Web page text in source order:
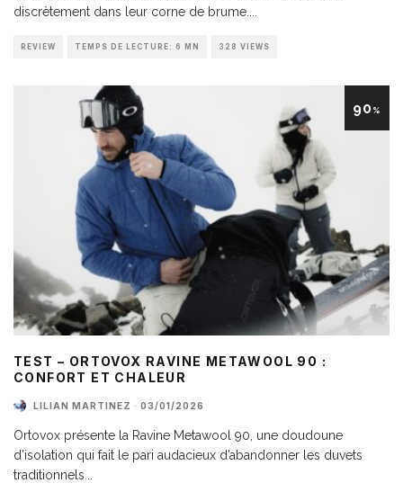
discrètement dans leur corne de brume.
REVIEW TEMPS DE LECTURE: 6 MN 328 VIEWS
90%
TEST – ORTOVOX RAVINE METAWOOL 90 :
CONFORT ET CHALEUR
LILIAN MARTINEZ · 03/01/2026
Ortovox présente la Ravine Metawool 90, une doudoune
d’isolation qui fait le pari audacieux d’abandonner les duvets
traditionnels...